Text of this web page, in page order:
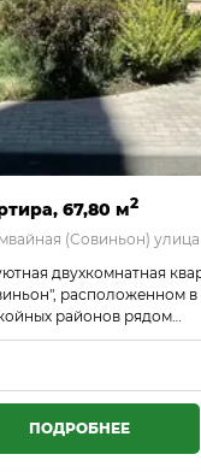
67,80 м2
(Совиньон) улица
двухкомнатная
расположенном
районов рядом…
ПОДРОБНЕЕ